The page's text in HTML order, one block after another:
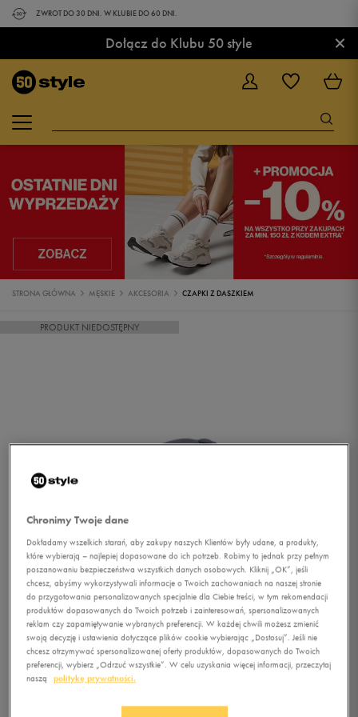
ZWROT DO 30 DNI. W KLUBIE DO 60 DNI.
Dołącz do Klubu 50 style ×
STRONA GŁÓWNA MĘSKIE AKCESORIA CZAPKI Z DASZKIEM
PRODUKT NIEDOSTĘPNY
1/2
Chronimy Twoje dane
Dokładamy wszelkich starań, aby zakupy naszych Klientów były udane, a produkty,
które wybierają – najlepiej dopasowane do ich potrzeb. Robimy to jednak przy pełnym
poszanowaniu bezpieczeństwa wszystkich danych osobowych. Kliknij „OK”, jeśli
chcesz, abyśmy wykorzystywali informacje o Twoich zachowaniach na naszej stronie
do przygotowania personalizowanych specjalnie dla Ciebie treści, w tym rekomendacji
produktów dopasowanych do Twoich potrzeb i zainteresowań, spersonalizowanych
reklam czy zapamiętywanie wybranych preferencji. W każdej chwili możesz zmienić
swoją decyzję i ustawienia dotyczące plików cookie wybierając „Dostosuj”. Jeśli nie
chcesz otrzymywać spersonalizowanej oferty produktów, dopasowanych do Twoich
preferencji, wybierz „Odrzuć wszystkie”. W celu uzyskania więcej informacji, przeczytaj
naszą
politykę prywatności.